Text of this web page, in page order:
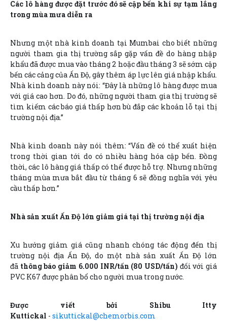
Các lô hàng được đặt trước đó sẽ cập bến khi sự tạm lắng
trong mùa mưa diễn ra
Nhưng một nhà kinh doanh tại Mumbai cho biết những
người tham gia thị trường sắp gặp vấn đề do hàng nhập
khẩu đã được mua vào tháng 2 hoặc đầu tháng 3 sẽ sớm cập
bến các cảng của Ấn Độ, gây thêm áp lực lên giá nhập khẩu.
Nhà kinh doanh này nói: “Đây là những lô hàng được mua
với giá cao hơn. Do đó, những người tham gia thị trường sẽ
tìm kiếm các báo giá thấp hơn bù đắp các khoản lỗ tại thị
trường nội địa.”
Nhà kinh doanh này nói thêm: “Vấn đề có thể xuất hiện
trong thời gian tới do có nhiều hàng hóa cập bến. Đồng
thời, các lô hàng giá thấp có thể được hỗ trợ. Nhưng những
tháng mùa mưa bắt đầu từ tháng 6 sẽ đồng nghĩa với yêu
cầu thấp hơn.”
Nhà sản xuất Ấn Độ lớn giảm giá tại thị trường nội địa
Xu hướng giảm giá cũng nhanh chóng tác động đến thị
trường nội địa Ấn Độ, do một nhà sản xuất Ấn Độ lớn
đã thông báo giảm 6.000 INR/tấn (80 USD/tấn) đối với giá
PVC K67 được phân bổ cho người mua trong nước.
Được viết bởi Shibu Itty
Kuttickal - sikuttickal@chemorbis.com